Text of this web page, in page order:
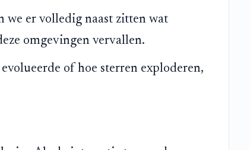
we er volledig naast zitten wat
omgevingen vervallen.
of hoe sterren exploderen,